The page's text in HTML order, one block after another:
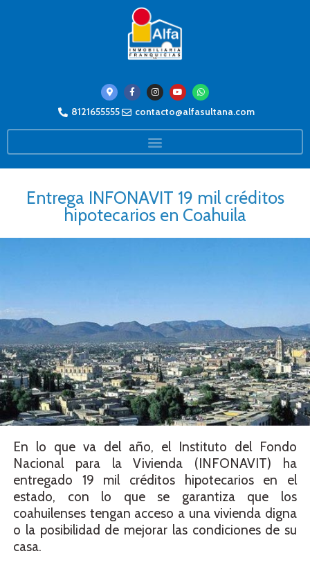
8121655555 contacto@alfasultana.com
Entrega INFONAVIT 19 mil créditos
hipotecarios en Coahuila
En lo que va del año, el Instituto del Fondo
Nacional para la Vivienda (INFONAVIT) ha
entregado 19 mil créditos hipotecarios en el
estado, con lo que se garantiza que los
coahuilenses tengan acceso a una vivienda digna
o la posibilidad de mejorar las condiciones de su
casa.